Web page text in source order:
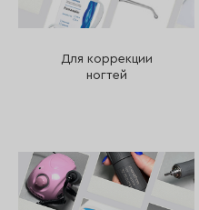
Для коррекции
ногтей